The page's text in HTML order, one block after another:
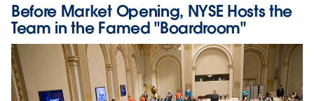
Before Market Opening, NYSE Hosts the
Team in the Famed "Boardroom"